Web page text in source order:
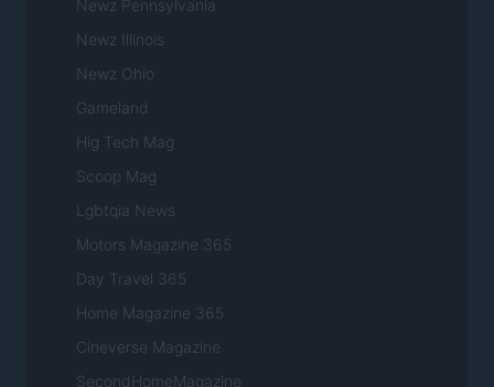
Newz Pennsylvania
Newz Illinois
Newz Ohio
Gameland
Hig Tech Mag
Scoop Mag
Lgbtqia News
Motors Magazine 365
Day Travel 365
Home Magazine 365
Cineverse Magazine
SecondHomeMagazine